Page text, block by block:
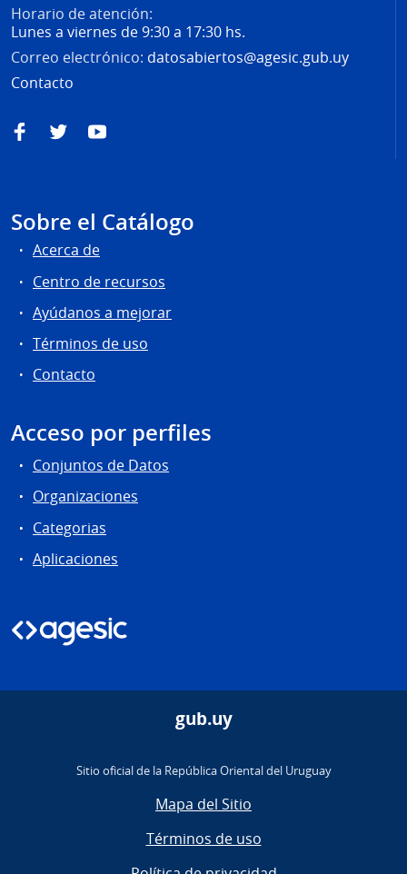
Horario de atención:
Lunes a viernes de 9:30 a 17:30 hs.
Correo electrónico: datosabiertos@agesic.gub.uy
Contacto
FacebookTwitterYouTube
Sobre el Catálogo
Acerca de
Centro de recursos
Ayúdanos a mejorar
Términos de uso
Contacto
Acceso por perfiles
Conjuntos de Datos
Organizaciones
Categorias
Aplicaciones
gub.uy
Sitio oficial de la República Oriental del Uruguay
Mapa del Sitio
Términos de uso